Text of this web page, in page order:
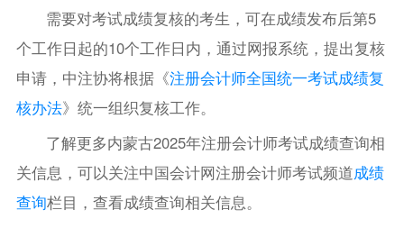
需要对考试成绩复核的考生，可在成绩发布后第5
个工作日起的10个工作日内，通过网报系统，提出复核
申请，中注协将根据《注册会计师全国统一考试成绩复
核办法》统一组织复核工作。
了解更多内蒙古2025年注册会计师考试成绩查询相
关信息，可以关注中国会计网注册会计师考试频道成绩
查询栏目，查看成绩查询相关信息。